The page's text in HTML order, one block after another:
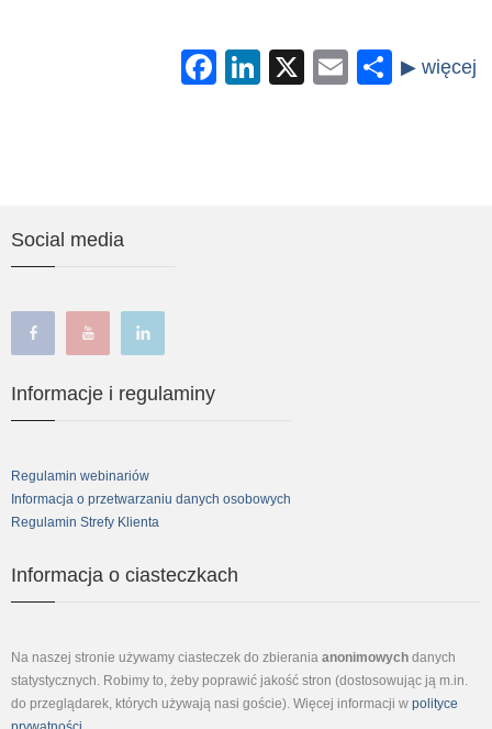
Facebook
LinkedIn
X EmailShare
Social media
Informacje i regulaminy
Regulamin webinariów
Informacja o przetwarzaniu danych osobowych
Regulamin Strefy Klienta
Informacja o ciasteczkach
Na naszej stronie używamy ciasteczek do zbierania anonimowych danych
statystycznych. Robimy to, żeby poprawić jakość stron (dostosowując ją m.in.
do przeglądarek, których używają nasi goście). Więcej informacji w polityce